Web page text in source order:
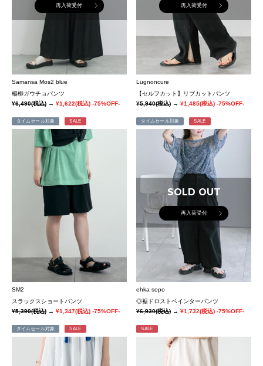
再入荷受付
Samansa Mos2 blue
楊柳ガウチョパンツ
¥6,490(税込) → ¥1,622(税込) -75%OFF-
再入荷受付
Lugnoncure
【セルフカット】リブカットパンツ
¥5,940(税込)→¥1,485(税込) -75%OFF-
タイムセール対象 SALE
SM2
スラックスショートパンツ
¥5,390(税込) → ¥1,347(税込) -75%OFF-
タイムセール対象 SALE
SOLD OUT
再入荷受付
ehka sopo
◎裾ドロストペインターパンツ
¥6,930(税込)→¥1,732(税込) -75%OFF-
タイムセール対象 SALE SALE